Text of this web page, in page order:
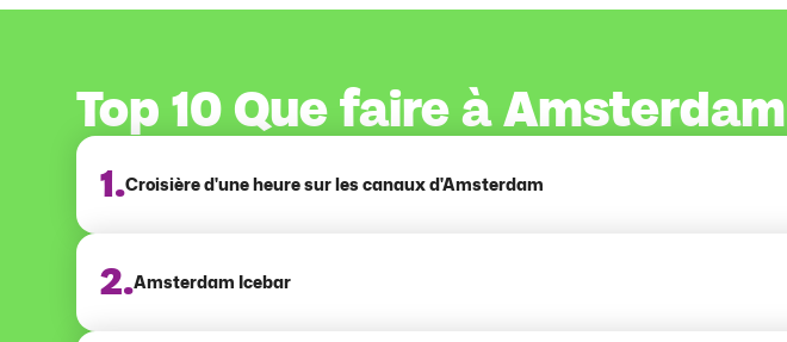
Top 10 Que faire à Amsterdam
1.Croisière d'une heure sur les canaux d'Amsterdam
2.Amsterdam Icebar